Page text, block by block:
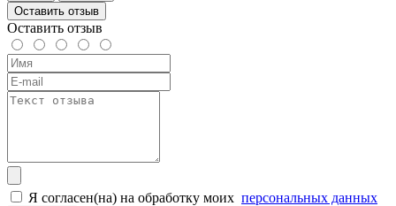
Оставить отзыв
Оставить отзыв
Я согласен(на) на обработку моих персональных данных